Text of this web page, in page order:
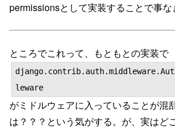
permissionsとして実装することで事な
ところでこれって、もともとの実装で
leware
がミドルウェアに入っていることが混
は？？？という気がする。が、実はど